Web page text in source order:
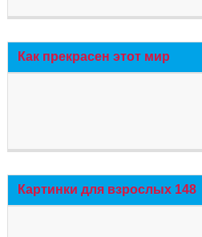
Как прекрасен этот мир
Картинки для взрослых 148